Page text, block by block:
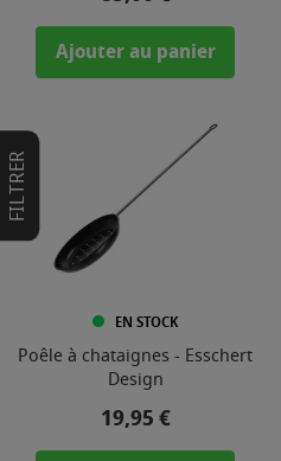
FILTRER
Ajouter au panier
EN STOCK
Poêle à chataignes - Esschert
Design
Prix
19,95 €